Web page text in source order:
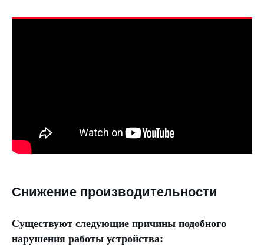
Снижение производительности
Существуют следующие причины подобного
нарушения работы устройства: